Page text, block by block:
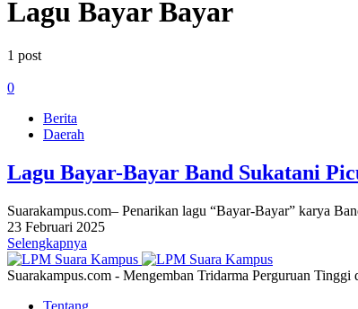
Lagu Bayar Bayar
1 post
0
Berita
Daerah
Lagu Bayar-Bayar Band Sukatani
Suarakampus.com– Penarikan lagu “Bayar-Bayar” karya
23 Februari 2025
Selengkapnya
Suarakampus.com - Mengemban Tridarma Perguruan Tinggi
Tentang